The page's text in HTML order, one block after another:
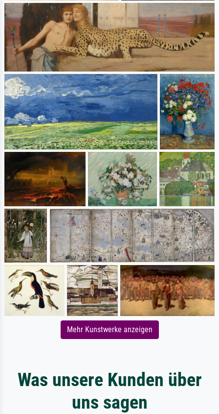
Mehr Kunstwerke anzeigen
Was unsere Kunden über
uns sagen